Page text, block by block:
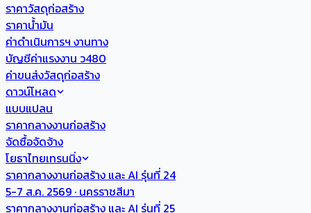
ราคาวัสดุก่อสร้าง
ราคาน้ำมัน
ค่าดำเนินการฯ งานทาง
บัญชีค่าแรงงาน ว480
ค่าขนส่งวัสดุก่อสร้าง
ดาวน์โหลด
แบบแปลน
ราคากลางงานก่อสร้าง
จัดซื้อจัดจ้าง
โยธาไทยเทรนนิ่ง
ราคากลางงานก่อสร้าง และ AI รุ่นที่ 24
5-7 ส.ค. 2569 · นครราชสีมา
ราคากลางงานก่อสร้าง และ AI รุ่นที่ 25